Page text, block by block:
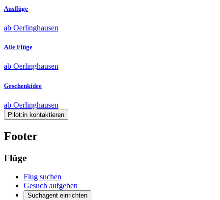
Ausflüge
ab Oerlinghausen
Alle Flüge
ab Oerlinghausen
Geschenkidee
ab Oerlinghausen
Pilot:in kontaktieren
Footer
Flüge
Flug suchen
Gesuch aufgeben
Suchagent einrichten